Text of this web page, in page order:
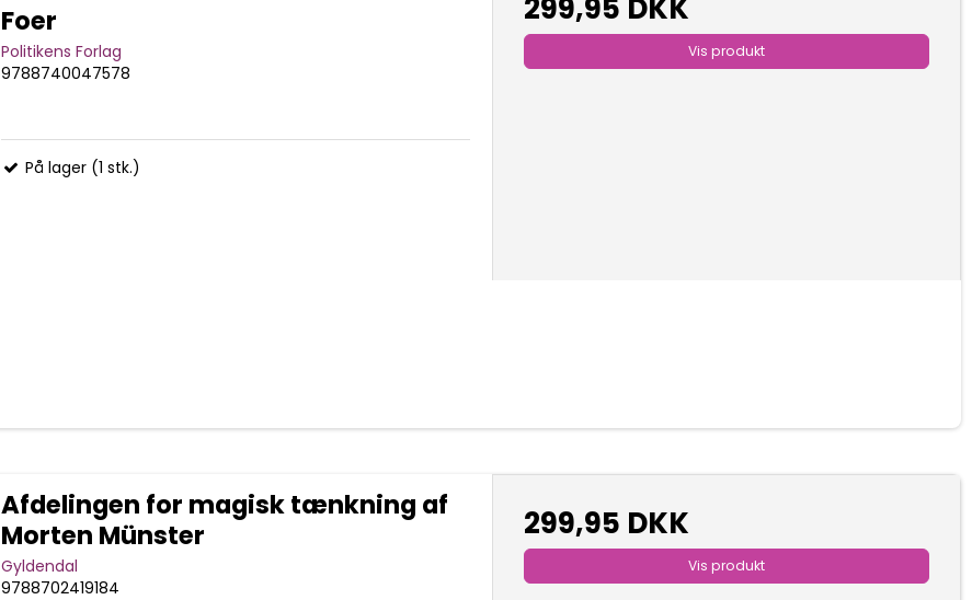
Foer
Politikens Forlag
9788740047578
På lager (1 stk.)
299,95 DKK
Vis produkt
Afdelingen for magisk tænkning af
Morten Münster
Gyldendal
9788702419184
299,95 DKK
Vis produkt